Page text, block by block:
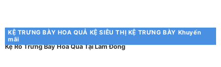
KỆ TRƯNG BÀY HOA QUẢ KỆ SIÊU THỊ KỆ TRƯNG BÀY Khuyến
mãi
Kệ Rổ Trưng Bày Hoa Quả Tại Lâm Đồng